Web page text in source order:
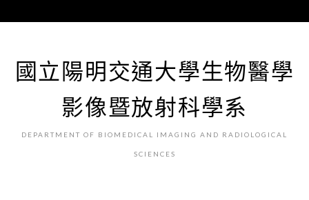
至
國立陽明交通大學生物醫學
影像暨放射科學系
DEPARTMENT OF BIOMEDICAL IMAGING AND RADIOLOGICAL
SCIENCES